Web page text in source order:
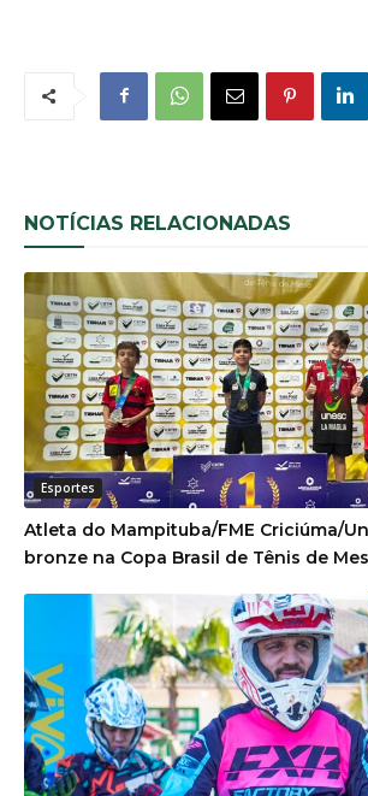
NOTÍCIAS RELACIONADAS
Esportes
Atleta do Mampituba/FME Criciúma/
bronze na Copa Brasil de Tênis de